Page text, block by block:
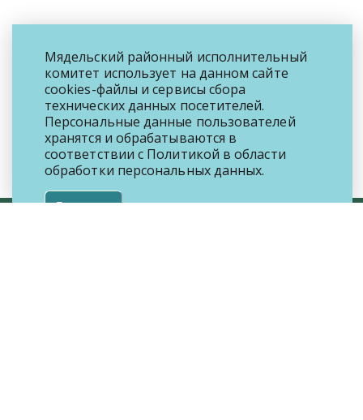
Мядельский районный исполнительный
комитет использует на данном сайте
cookies-файлы и сервисы сбора
технических данных посетителей.
Персональные данные пользователей
хранятся и обрабатываются в
соответствии с Политикой в области
обработки персональных данных.
Я согласен